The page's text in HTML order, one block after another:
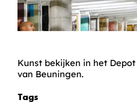
Kunst bekijken in het
van Beuningen.
Tags